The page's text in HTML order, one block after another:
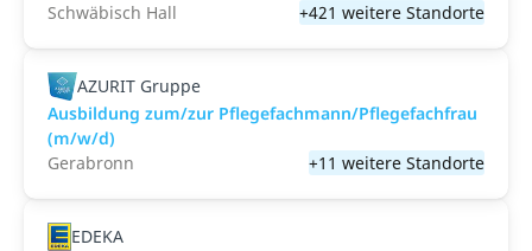
Schwäbisch Hall
+421 weitere Standorte
AZURIT Gruppe
Ausbildung zum/zur Pflegefachmann/Pflegefachfrau
(m/w/d)
Gerabronn
+11 weitere Standorte
EDEKA